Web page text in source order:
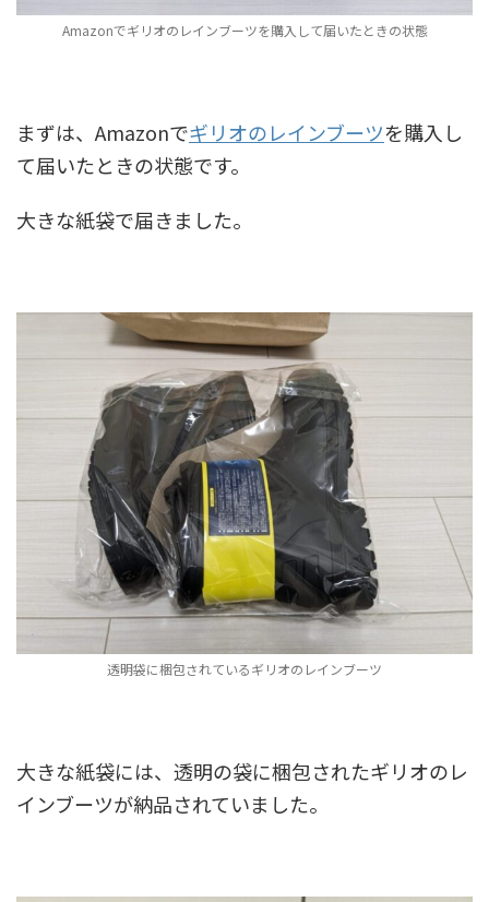
Amazonでギリオのレインブーツを購入して届いたときの状態
まずは、Amazonでギリオのレインブーツを購入し
て届いたときの状態です。
大きな紙袋で届きました。
透明袋に梱包されているギリオのレインブーツ
大きな紙袋には、透明の袋に梱包されたギリオのレ
インブーツが納品されていました。